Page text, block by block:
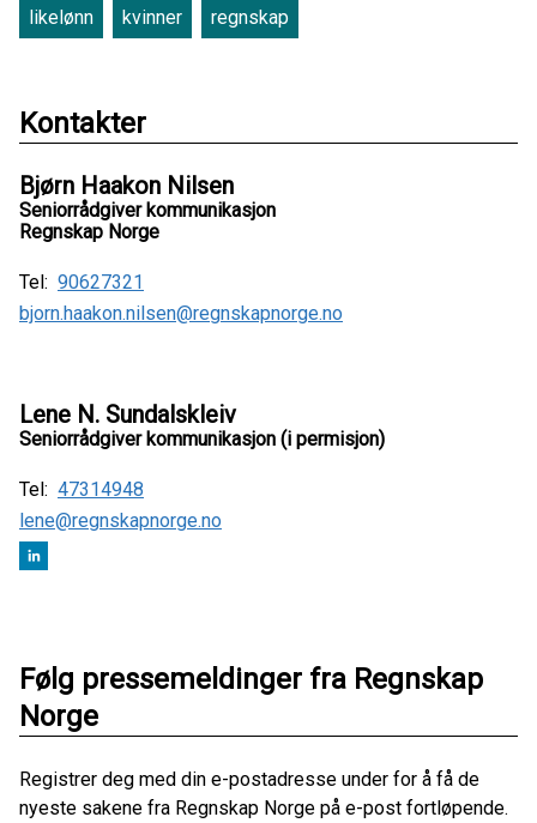
likelønn kvinner regnskap
Kontakter
Bjørn Haakon Nilsen
Seniorrådgiver kommunikasjon
Regnskap Norge
Tel: 90627321
bjorn.haakon.nilsen@regnskapnorge.no
Lene N. Sundalskleiv
Seniorrådgiver kommunikasjon (i permisjon)
Tel: 47314948
lene@regnskapnorge.no
Følg pressemeldinger fra Regnskap
Norge
Registrer deg med din e-postadresse under for å få de
nyeste sakene fra Regnskap Norge på e-post fortløpende.